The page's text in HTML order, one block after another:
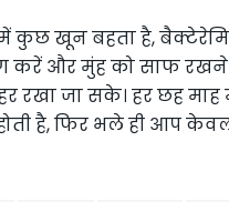
कुछ खून बहता है,
करें और मुंह को साफ
जा सके। हर छह माह
है, फिर भले ही आप